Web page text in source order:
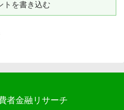
トを書き込む
者金融リサーチ